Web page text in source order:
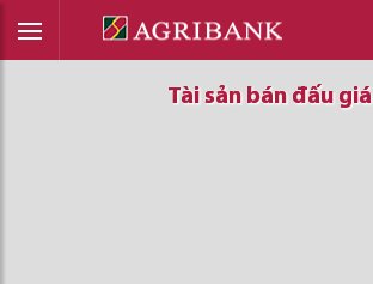
Tài sản bán đấu giá
Tài sản bán đấu giá
Tài sản bán đấu giá